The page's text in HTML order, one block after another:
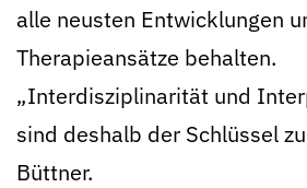
alle neusten Entwicklungen
Therapieansätze behalten.
„Interdisziplinarität und
sind deshalb der Schlüssel
Büttner.